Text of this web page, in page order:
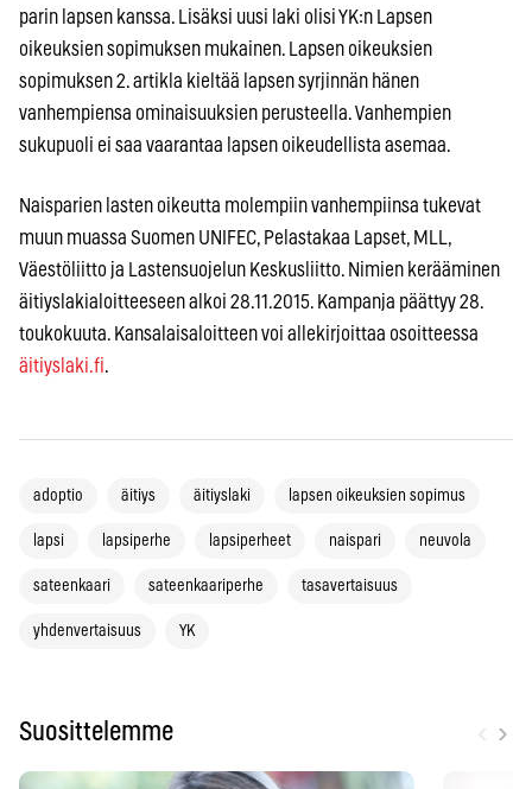
parin lapsen kanssa. Lisäksi uusi laki olisi YK:n Lapsen
oikeuksien sopimuksen mukainen. Lapsen oikeuksien
sopimuksen 2. artikla kieltää lapsen syrjinnän hänen
vanhempiensa ominaisuuksien perusteella. Vanhempien
sukupuoli ei saa vaarantaa lapsen oikeudellista asemaa.
Naisparien lasten oikeutta molempiin vanhempiinsa tukevat
muun muassa Suomen UNIFEC, Pelastakaa Lapset, MLL,
Väestöliitto ja Lastensuojelun Keskusliitto. Nimien kerääminen
äitiyslakialoitteeseen alkoi 28.11.2015. Kampanja päättyy 28.
toukokuuta. Kansalaisaloitteen voi allekirjoittaa osoitteessa
äitiyslaki.fi.
adoptio äitiys äitiyslaki lapsen oikeuksien sopimus
lapsi lapsiperhe lapsiperheet naispari neuvola
sateenkaari sateenkaariperhe tasavertaisuus
yhdenvertaisuus YK
Suosittelemme ›